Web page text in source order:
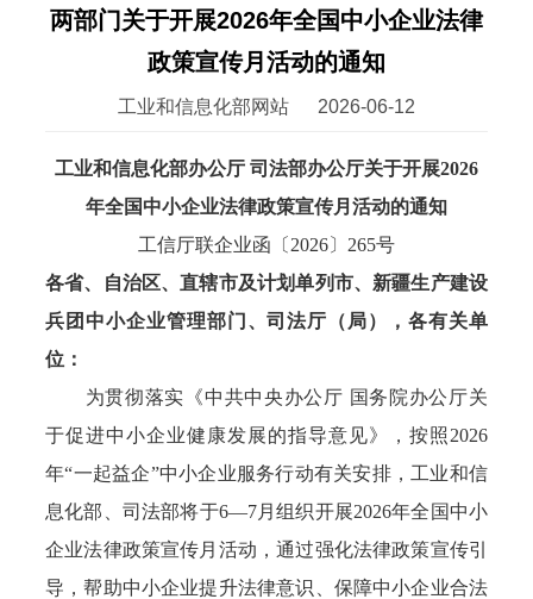
两部门关于开展2026年全国中小企业法律
政策宣传月活动的通知
工业和信息化部网站 2026-06-12
工业和信息化部办公厅 司法部办公厅关于开展2026
年全国中小企业法律政策宣传月活动的通知
工信厅联企业函〔2026〕265号
各省、自治区、直辖市及计划单列市、新疆生产建设
兵团中小企业管理部门、司法厅（局），各有关单
位：
为贯彻落实《中共中央办公厅 国务院办公厅关
于促进中小企业健康发展的指导意见》，按照2026
年“一起益企”中小企业服务行动有关安排，工业和信
息化部、司法部将于6—7月组织开展2026年全国中小
企业法律政策宣传月活动，通过强化法律政策宣传引
导，帮助中小企业提升法律意识、保障中小企业合法